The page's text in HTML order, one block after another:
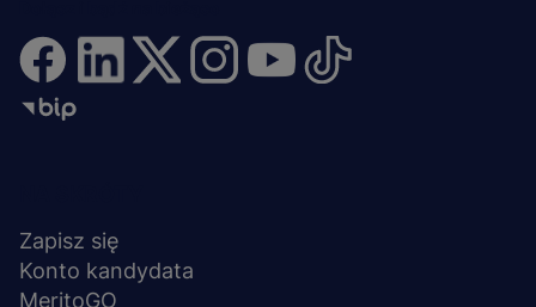
stopka
Zapisz się
Konto kandydata
MeritoGO